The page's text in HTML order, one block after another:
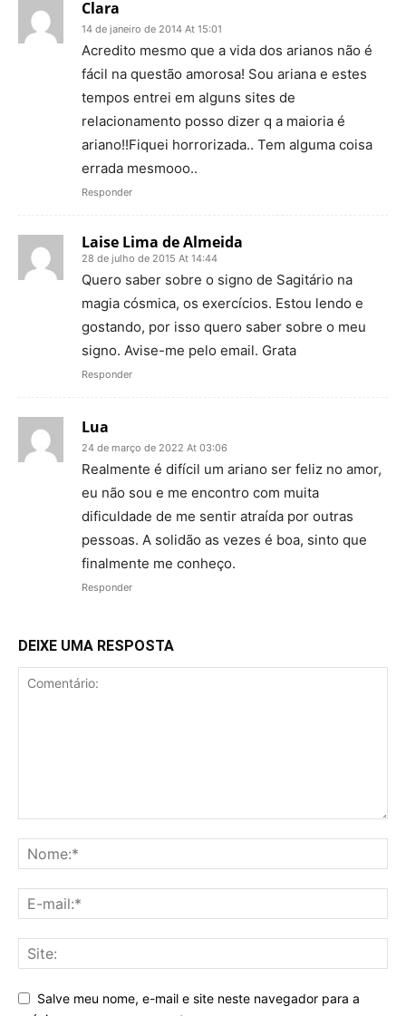
Clara
14 de janeiro de 2014 At 15:01
Acredito mesmo que a vida dos arianos não é
fácil na questão amorosa! Sou ariana e estes
tempos entrei em alguns sites de
relacionamento posso dizer q a maioria é
ariano!!Fiquei horrorizada.. Tem alguma coisa
errada mesmooo..
Responder
Laise Lima de Almeida
28 de julho de 2015 At 14:44
Quero saber sobre o signo de Sagitário na
magia cósmica, os exercícios. Estou lendo e
gostando, por isso quero saber sobre o meu
signo. Avise-me pelo email. Grata
Responder
Lua
24 de março de 2022 At 03:06
Realmente é difícil um ariano ser feliz no amor,
eu não sou e me encontro com muita
dificuldade de me sentir atraída por outras
pessoas. A solidão as vezes é boa, sinto que
finalmente me conheço.
Responder
DEIXE UMA RESPOSTA
Salve meu nome, e-mail e site neste navegador para a